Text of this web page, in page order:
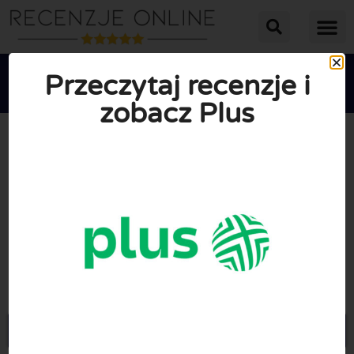

Przeczytaj recenzje i
zobacz Plus